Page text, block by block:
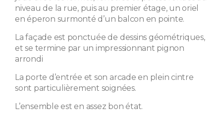
niveau de la rue, puis au premier étage, un oriel
en éperon surmonté d’un balcon en pointe.
La façade est ponctuée de dessins géométriques,
et se termine par un impressionnant pignon
arrondi
La porte d’entrée et son arcade en plein cintre
sont particulièrement soignées.
L’ensemble est en assez bon état.